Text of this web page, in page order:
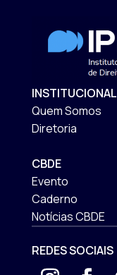
INSTITUCIONAL
Quem Somos
Diretoria
CBDE
Evento
Caderno
Notícias CBDE
REDES SOCIAIS